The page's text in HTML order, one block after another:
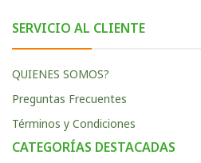
SERVICIO AL CLIENTE
QUIENES SOMOS?
Preguntas Frecuentes
Términos y Condiciones
CATEGORÍAS DESTACADAS